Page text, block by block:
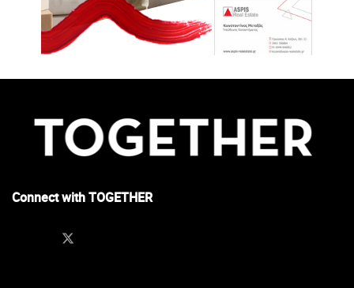
Connect with TOGETHER